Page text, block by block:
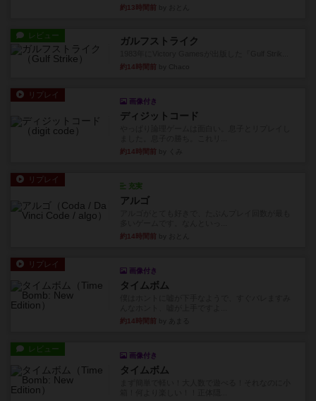
約13時間前
レビュー ガルフストライク
約14時間前
リプレイ
画像付き
ディジットコード
約14時間前
リプレイ
充実
アルゴ
約14時間前
リプレイ
画像付き
タイムボム
約14時間前
レビュー
画像付き
タイムボム